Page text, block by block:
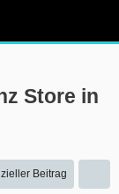
Store in
Beitrag